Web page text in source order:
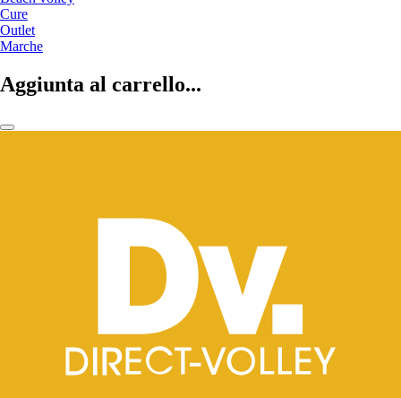
Cure
Outlet
Marche
Aggiunta al carrello...